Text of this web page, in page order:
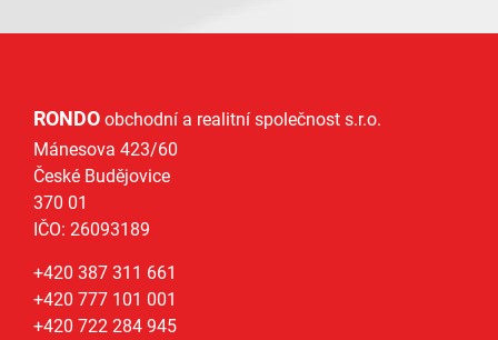
RONDO obchodní a realitní společnost s.r.o.
Mánesova 423/60
České Budějovice
370 01
IČO: 26093189
+420 387 311 661
+420 777 101 001
+420 722 284 945